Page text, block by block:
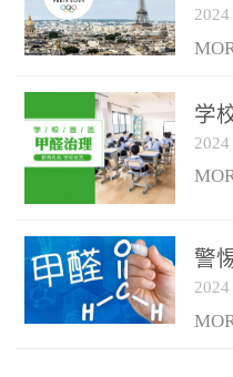
宿
绿
2024
学
厅
内
2024
警
手”
2024